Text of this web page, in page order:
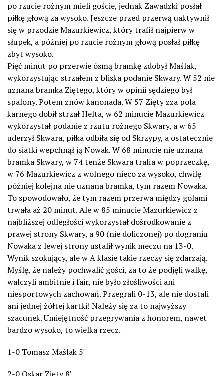
po rzucie rożnym mieli goście, jednak Zawadzki posłał
piłkę głową za wysoko. Jeszcze przed przerwą uaktywnił
się w przodzie Mazurkiewicz, który trafił najpierw w
słupek, a później po rzucie rożnym głową posłał piłkę
zbyt wysoko.
Pięć minut po przerwie ósmą bramkę zdobył Maślak,
wykorzystując strzałem z bliska podanie Skwary. W 52 nie
uznana bramka Ziętego, który w opinii sędziego był
spalony. Potem znów kanonada. W 57 Zięty zza pola
karnego dobił strzał Helta, w 62 minucie Mazurkiewicz
wykorzystał podanie z rzutu rożnego Skwary, a w 65
uderzył Skwara, piłka odbiła się od Skrzypy, a ostatecznie
do siatki wepchnął ją Nowak. W 68 minucie nie uznana
bramka Skwary, w 74 tenże Skwara trafia w poprzeczkę,
w 76 Mazurkiewicz z wolnego nieco za wysoko, chwilę
później kolejna nie uznana bramka, tym razem Nowaka.
To spowodowało, że tym razem przerwa między golami
trwała aż 20 minut. Ale w 85 minucie Mazurkiewicz z
najbliższej odległości wykorzystał dośrodkowanie z
prawej strony Skwary, a 90 (nie doliczonej) po dograniu
Nowaka z lewej strony ustalił wynik meczu na 13-0.
Wynik szokujący, ale w A klasie takie rzeczy się zdarzają.
Myślę, że należy pochwalić gości, za to że podjęli walkę,
walczyli ambitnie i fair, nie było złośliwości ani
niesportowych zachowań. Przegrali 0-13, ale nie dostali
ani jednej żółtej kartki! Należy się za to najwyższy
szacunek. Umiejętność przegrywania z honorem, nawet
bardzo wysoko, to wielka rzecz.
1-0 Tomasz Maślak 5′
2-0 Oskar Zięty 8′